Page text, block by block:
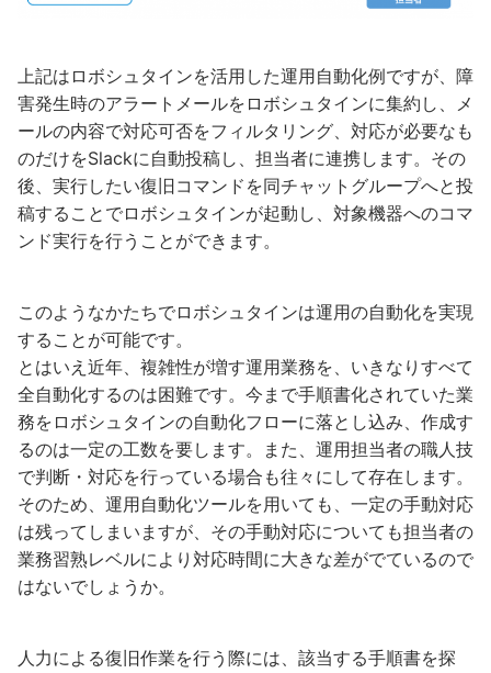
上記はロボシュタインを活用した運用自動化例ですが、障
害発生時のアラートメールをロボシュタインに集約し、メ
ールの内容で対応可否をフィルタリング、対応が必要なも
のだけをSlackに自動投稿し、担当者に連携します。その
後、実行したい復旧コマンドを同チャットグループへと投
稿することでロボシュタインが起動し、対象機器へのコマ
ンド実行を行うことができます。
このようなかたちでロボシュタインは運用の自動化を実現
することが可能です。
とはいえ近年、複雑性が増す運用業務を、いきなりすべて
全自動化するのは困難です。今まで手順書化されていた業
務をロボシュタインの自動化フローに落とし込み、作成す
るのは一定の工数を要します。また、運用担当者の職人技
で判断・対応を行っている場合も往々にして存在します。
そのため、運用自動化ツールを用いても、一定の手動対応
は残ってしまいますが、その手動対応についても担当者の
業務習熟レベルにより対応時間に大きな差がでているので
はないでしょうか。
人力による復旧作業を行う際には、該当する手順書を探